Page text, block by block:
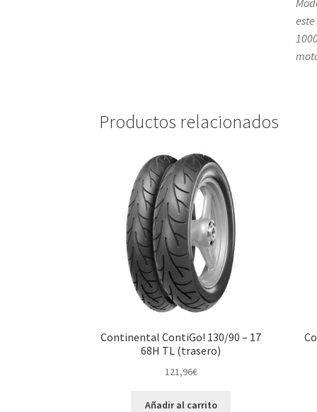
Productos relacionados
Continental ContiGo! 130/90 – 17
68H TL (trasero)
121,96€
Añadir al carrito